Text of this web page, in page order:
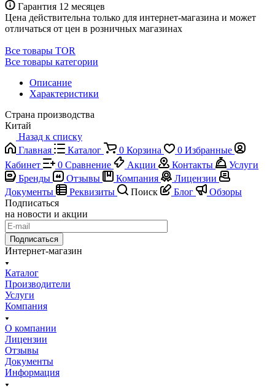
Гарантия 12 месяцев
Цена действительна только для интернет-магазина и может
отличаться от цен в розничных магазинах
Все товары TOR
Все товары категории
Описание
Характеристики
Страна производства
Китай
Назад к списку
Главная
Каталог 0 Корзина 0 Избранные
Кабинет
0 Сравнение Акции Контакты
Услуги
Бренды
Отзывы Компания
Лицензии
Документы
Реквизиты Поиск Блог
Обзоры
Подписаться
на новости и акции
Подписаться
Интернет-магазин
Каталог
Производители
Услуги
Компания
О компании
Лицензии
Отзывы
Документы
Информация